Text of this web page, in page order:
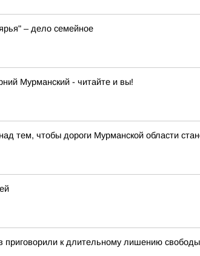
– дело семейное
Мурманский - читайте и вы!
тем, чтобы дороги Мурманской области
приговорили к длительному лишению